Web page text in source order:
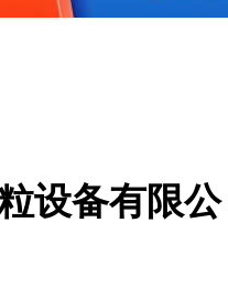
设备有限公